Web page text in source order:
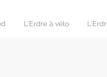
L'Erdre à vélo